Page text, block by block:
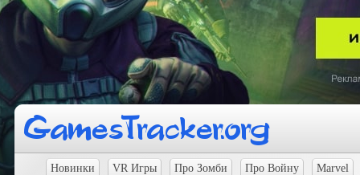
Новинки VR Игры Про Зомби Про Войну Marvel